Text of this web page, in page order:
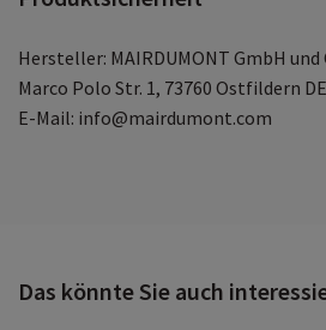
Hersteller: MAIRDUMONT GmbH und
Marco Polo Str. 1, 73760 Ostfildern DE
E-Mail: info@mairdumont.com
Das könnte Sie auch